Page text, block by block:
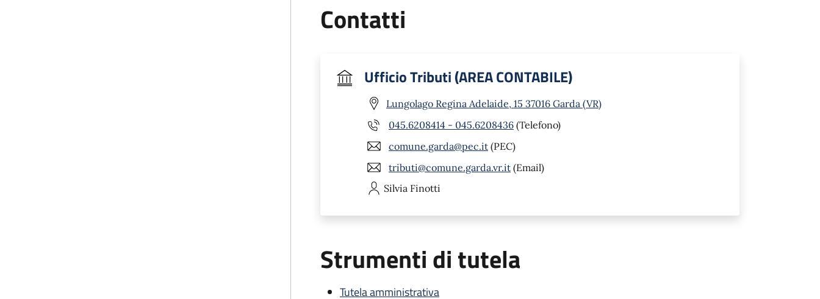
Contatti
Ufficio Tributi (AREA CONTABILE)
Lungolago Regina Adelaide, 15 37016 Garda (VR)
045.6208414 - 045.6208436 (Telefono)
comune.garda@pec.it (PEC)
tributi@comune.garda.vr.it (Email)
Silvia Finotti
Strumenti di tutela
Tutela amministrativa